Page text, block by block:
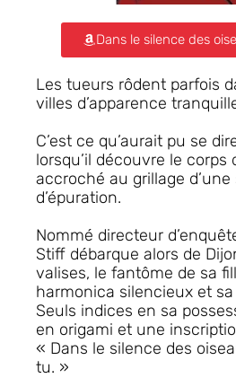
Dans le silence des
Les tueurs rôdent parfois
villes d’apparence
C’est ce qu’aurait pu se
lorsqu’il découvre le corps
accroché au grillage
d’épuration.
Nommé directeur
Stiff débarque alors de
valises, le fantôme de sa
harmonica silencieux et
Seuls indices en sa
en origami et une
« Dans le silence des
tu. »